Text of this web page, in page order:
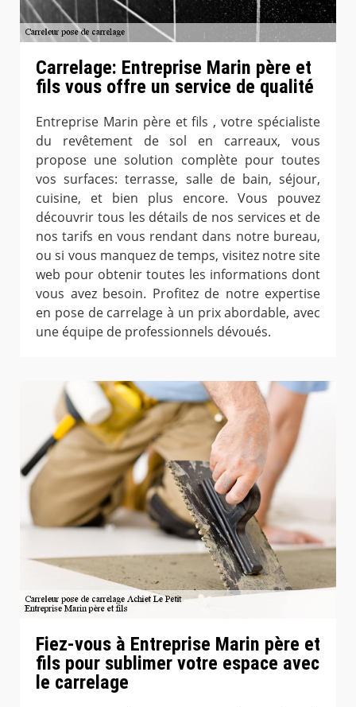
Carrelage: Entreprise Marin père et
fils vous offre un service de qualité
Entreprise Marin père et fils , votre spécialiste
du revêtement de sol en carreaux, vous
propose une solution complète pour toutes
vos surfaces: terrasse, salle de bain, séjour,
cuisine, et bien plus encore. Vous pouvez
découvrir tous les détails de nos services et de
nos tarifs en vous rendant dans notre bureau,
ou si vous manquez de temps, visitez notre site
web pour obtenir toutes les informations dont
vous avez besoin. Profitez de notre expertise
en pose de carrelage à un prix abordable, avec
une équipe de professionnels dévoués.
Fiez-vous à Entreprise Marin père et
fils pour sublimer votre espace avec
le carrelage